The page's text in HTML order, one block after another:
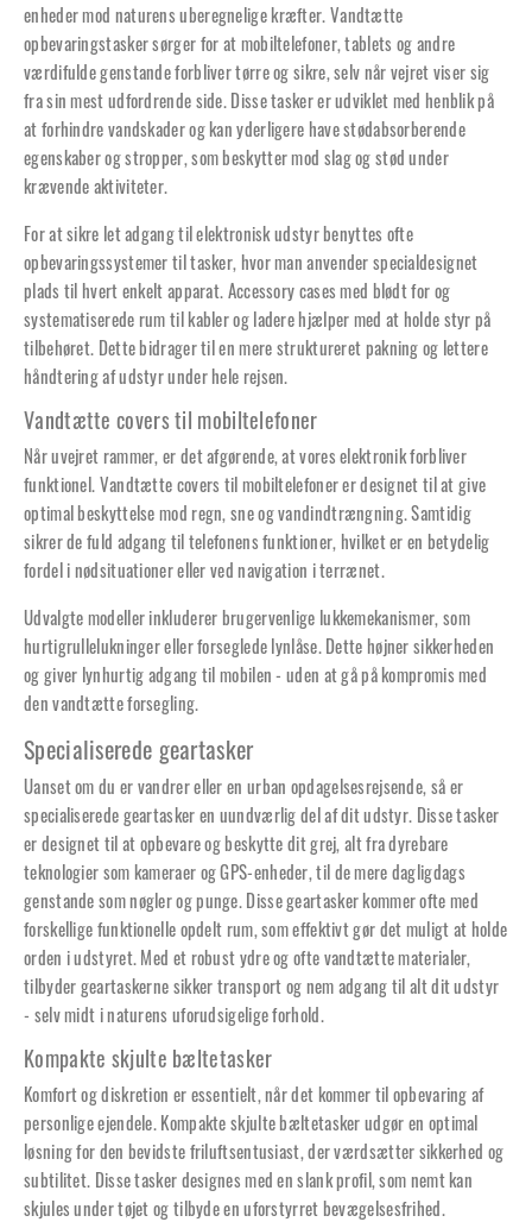
enheder mod naturens uberegnelige kræfter. Vandtætte
opbevaringstasker sørger for at mobiltelefoner, tablets og andre
værdifulde genstande forbliver tørre og sikre, selv når vejret viser sig
fra sin mest udfordrende side. Disse tasker er udviklet med henblik på
at forhindre vandskader og kan yderligere have stødabsorberende
egenskaber og stropper, som beskytter mod slag og stød under
krævende aktiviteter.
For at sikre let adgang til elektronisk udstyr benyttes ofte
opbevaringssystemer til tasker, hvor man anvender specialdesignet
plads til hvert enkelt apparat. Accessory cases med blødt for og
systematiserede rum til kabler og ladere hjælper med at holde styr på
tilbehøret. Dette bidrager til en mere struktureret pakning og lettere
håndtering af udstyr under hele rejsen.
Vandtætte covers til mobiltelefoner
Når uvejret rammer, er det afgørende, at vores elektronik forbliver
funktionel. Vandtætte covers til mobiltelefoner er designet til at give
optimal beskyttelse mod regn, sne og vandindtrængning. Samtidig
sikrer de fuld adgang til telefonens funktioner, hvilket er en betydelig
fordel i nødsituationer eller ved navigation i terrænet.
Udvalgte modeller inkluderer brugervenlige lukkemekanismer, som
hurtigrullelukninger eller forseglede lynlåse. Dette højner sikkerheden
og giver lynhurtig adgang til mobilen - uden at gå på kompromis med
den vandtætte forsegling.
Specialiserede geartasker
Uanset om du er vandrer eller en urban opdagelsesrejsende, så er
specialiserede geartasker en uundværlig del af dit udstyr. Disse tasker
er designet til at opbevare og beskytte dit grej, alt fra dyrebare
teknologier som kameraer og GPS-enheder, til de mere dagligdags
genstande som nøgler og punge. Disse geartasker kommer ofte med
forskellige funktionelle opdelt rum, som effektivt gør det muligt at holde
orden i udstyret. Med et robust ydre og ofte vandtætte materialer,
tilbyder geartaskerne sikker transport og nem adgang til alt dit udstyr
- selv midt i naturens uforudsigelige forhold.
Kompakte skjulte bæltetasker
Komfort og diskretion er essentielt, når det kommer til opbevaring af
personlige ejendele. Kompakte skjulte bæltetasker udgør en optimal
løsning for den bevidste friluftsentusiast, der værdsætter sikkerhed og
subtilitet. Disse tasker designes med en slank profil, som nemt kan
skjules under tøjet og tilbyde en uforstyrret bevægelsesfrihed.